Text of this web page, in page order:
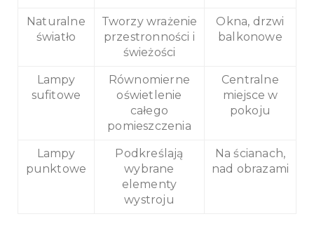
Naturalne
światło
Tworzy wrażenie
przestronności i
świeżości
Okna, drzwi
balkonowe
Lampy
sufitowe
Równomierne
oświetlenie
całego
pomieszczenia
Centralne
miejsce w
pokoju
Lampy
punktowe
Podkreślają
wybrane
elementy
wystroju
Na ścianach,
nad obrazami